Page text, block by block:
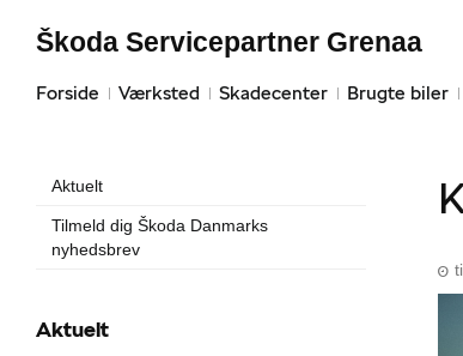
Forside Værksted Skadecenter Brugte biler
Škoda Servicepartner Grenaa
Aktuelt
Tilmeld dig Škoda Danmarks
nyhedsbrev
Aktuelt